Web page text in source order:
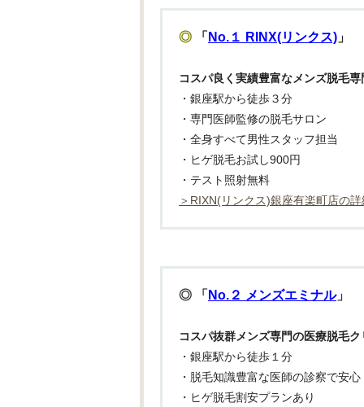
◎ 「 No.１ RINX(リンクス) 」
コスパ良く実績豊富なメンズ脱毛専
・銀座駅から徒歩３分
・専門医師監修の脱毛サロン
・全身すべて男性スタッフ担当
・ヒゲ脱毛お試し900円
・テスト照射無料
＞RIXN(リンクス)銀座有楽町店の詳
◎ 「 No.２ メンズエミナル」
コスパ抜群メンズ専門の医療脱毛ク
・銀座駅から徒歩１分
・脱毛知識豊富な医師の診察で安心
・ヒゲ脱毛割安プランあり